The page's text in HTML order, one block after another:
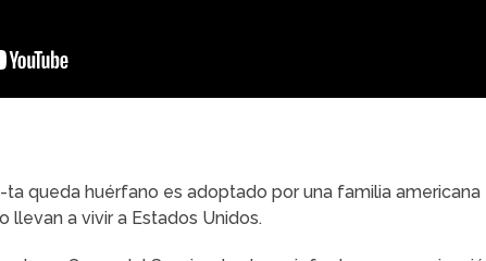
ta queda huérfano es adoptado por una familia americana
llevan a vivir a Estados Unidos.